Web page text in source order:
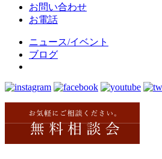
お問い合わせ
お電話
ニュース/イベント
ブログ